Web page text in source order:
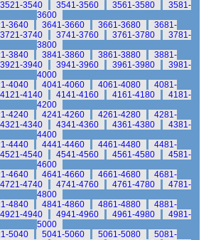
3521-3540 3541-3560 3561-3580
3581-
3600
3640 3641-3660 3661-3680
3681-
3721-3740 3741-3760 3761-3780
3781-
3800
3840 3841-3860 3861-3880
3881-
3921-3940 3941-3960 3961-3980
3981-
4000
4040 4041-4060 4061-4080
4081-
4121-4140 4141-4160 4161-4180
4181-
4200
4240 4241-4260 4261-4280
4281-
4321-4340 4341-4360 4361-4380
4381-
4400
4440 4441-4460 4461-4480
4481-
4521-4540 4541-4560 4561-4580
4581-
4600
4640 4641-4660 4661-4680
4681-
4721-4740 4741-4760 4761-4780
4781-
4800
4840 4841-4860 4861-4880
4881-
4921-4940 4941-4960 4961-4980
4981-
5000
5040 5041-5060 5061-5080
5081-